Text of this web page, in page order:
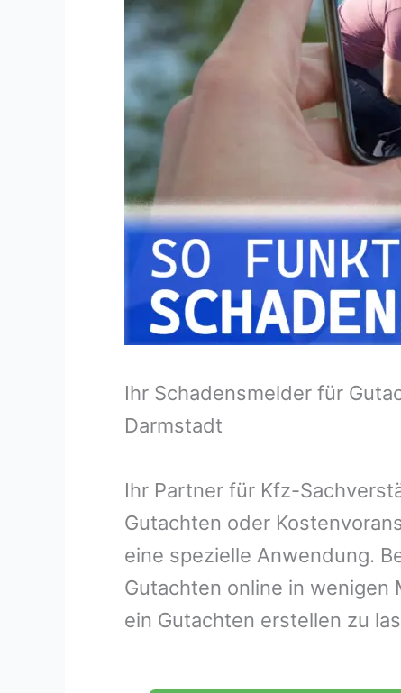
Ihr Schadensmelder für
Darmstadt
Ihr Partner für Kfz-
Gutachten oder
eine spezielle Anwendung.
Gutachten online in wenigen
ein Gutachten erstellen zu